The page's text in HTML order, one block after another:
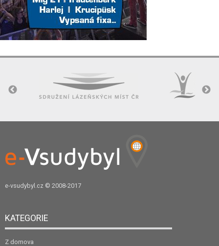
e-vsudybyl.cz © 2008-2017
KATEGORIE
Z domova